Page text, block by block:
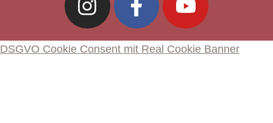
DSGVO Cookie Consent mit Real Cookie Banner